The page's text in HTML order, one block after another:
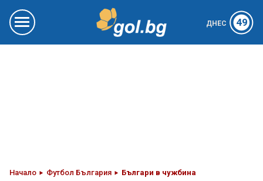
ДНЕС 49
Начало Футбол България Българи в чужбина